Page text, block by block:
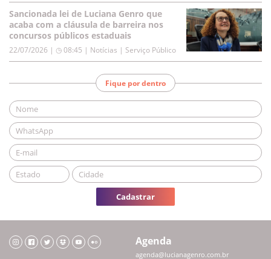
Sancionada lei de Luciana Genro que
acaba com a cláusula de barreira nos
concursos públicos estaduais
22/07/2026 | ◷ 08:45 | Notícias | Serviço Público
Fique por dentro
Cadastrar
Agenda
agenda@lucianagenro.com.br